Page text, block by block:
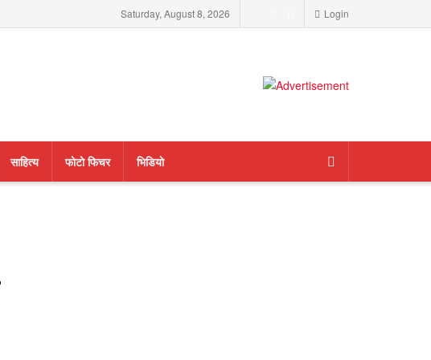
Saturday, August 8, 2026 Login
साहित्य फाेटाे फिचर भिडियाे